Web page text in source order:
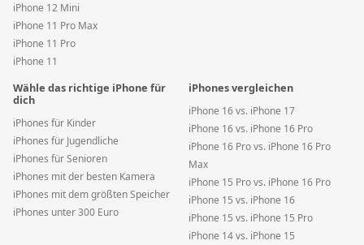
iPhone 12 Mini
iPhone 11 Pro Max
iPhone 11 Pro
iPhone 11
Wähle das richtige iPhone für
dich
iPhones für Kinder
iPhones für Jugendliche
iPhones für Senioren
iPhones mit der besten Kamera
iPhones mit dem größten Speicher
iPhones unter 300 Euro
iPhones vergleichen
iPhone 16 vs. iPhone 17
iPhone 16 vs. iPhone 16 Pro
iPhone 16 Pro vs. iPhone 16 Pro
Max
iPhone 15 Pro vs. iPhone 16 Pro
iPhone 15 vs. iPhone 16
iPhone 15 vs. iPhone 15 Pro
iPhone 14 vs. iPhone 15